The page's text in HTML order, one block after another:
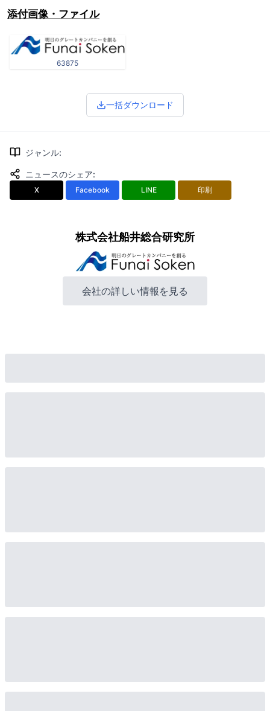
添付画像・ファイル
63875
一括ダウンロード
ジャンル:
ニュースのシェア:
X Facebook LINE 印刷
株式会社船井総合研究所
会社の詳しい情報を見る